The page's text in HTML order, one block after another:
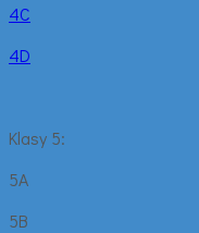
4C
4D
Klasy 5:
5A
5B